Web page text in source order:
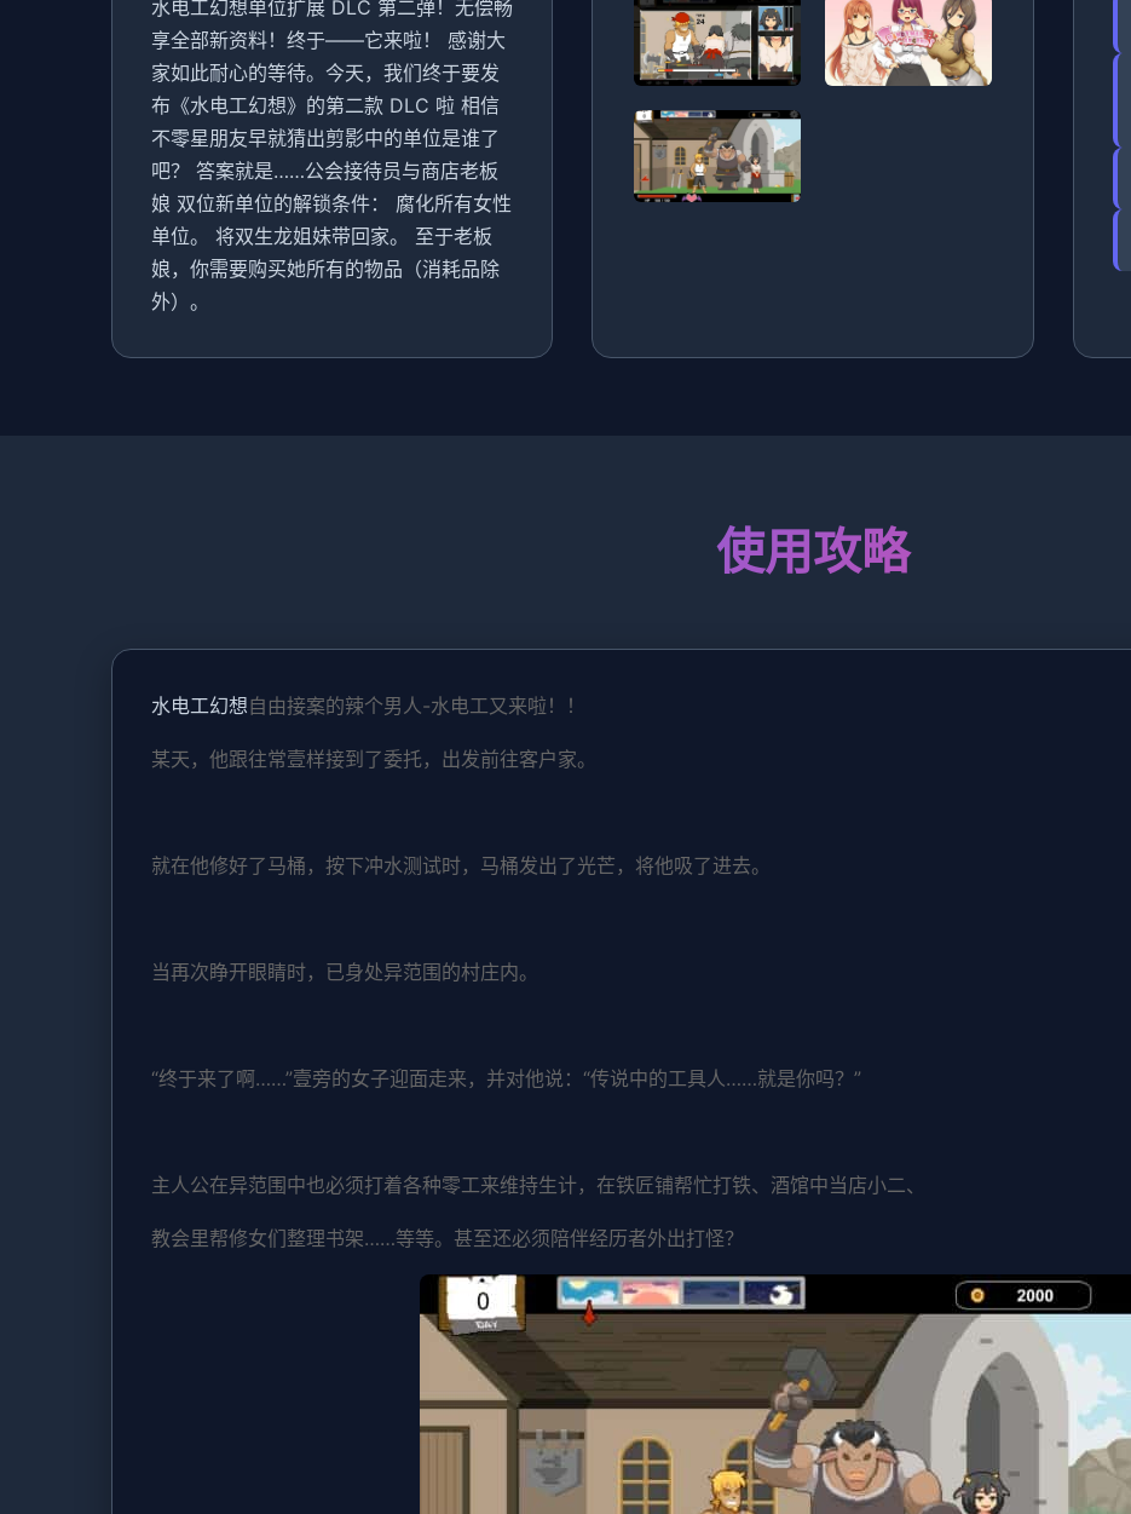
水电工幻想单位扩展 DLC 第二弹！无偿畅
享全部新资料！终于——它来啦！ 感谢大
家如此耐心的等待。今天，我们终于要发
布《水电工幻想》的第二款 DLC 啦 相信
不零星朋友早就猜出剪影中的单位是谁了
吧？ 答案就是……公会接待员与商店老板
娘 双位新单位的解锁条件： 腐化所有女性
单位。 将双生龙姐妹带回家。 至于老板
娘，你需要购买她所有的物品（消耗品除
外）。
使用攻略
水电工幻想自由接案的辣个男人-水电工又来啦！！
某天，他跟往常壹样接到了委托，出发前往客户家。
就在他修好了马桶，按下冲水测试时，马桶发出了光芒，将他吸了进去。
当再次睁开眼睛时，已身处异范围的村庄内。
“终于来了啊……”壹旁的女子迎面走来，并对他说：“传说中的工具人……就是你吗？”
主人公在异范围中也必须打着各种零工来维持生计，在铁匠铺帮忙打铁、酒馆中当店小二、
教会里帮修女们整理书架……等等。甚至还必须陪伴经历者外出打怪？